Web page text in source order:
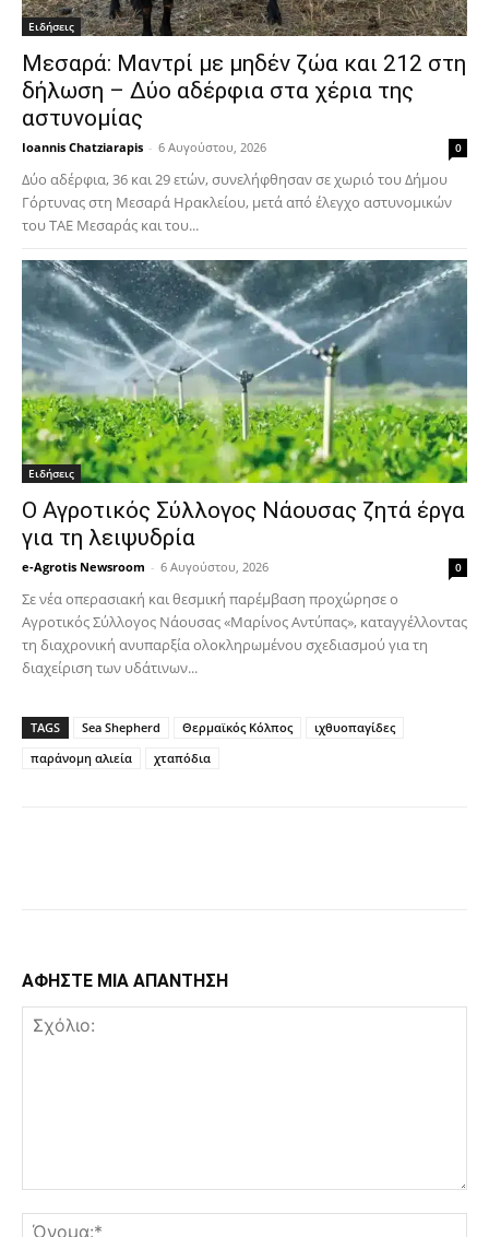
Ειδήσεις
Μεσαρά: Μαντρί με μηδέν ζώα και 212 στη
δήλωση – Δύο αδέρφια στα χέρια της
αστυνομίας
Ioannis Chatziarapis - 6 Αυγούστου, 2026 0
Δύο αδέρφια, 36 και 29 ετών, συνελήφθησαν σε χωριό του Δήμου
Γόρτυνας στη Μεσαρά Ηρακλείου, μετά από έλεγχο αστυνομικών
του ΤΑΕ Μεσαράς και του...
Ειδήσεις
Ο Αγροτικός Σύλλογος Νάουσας ζητά έργα
για τη λειψυδρία
e-Agrotis Newsroom - 6 Αυγούστου, 2026 0
Σε νέα οπερασιακή και θεσμική παρέμβαση προχώρησε ο
Αγροτικός Σύλλογος Νάουσας «Μαρίνος Αντύπας», καταγγέλλοντας
τη διαχρονική ανυπαρξία ολοκληρωμένου σχεδιασμού για τη
διαχείριση των υδάτινων...
TAGS Sea Shepherd Θερμαϊκός Κόλπος
ιχθυοπαγίδες
παράνομη αλιεία
χταπόδια
ΑΦΗΣΤΕ ΜΙΑ ΑΠΑΝΤΗΣΗ